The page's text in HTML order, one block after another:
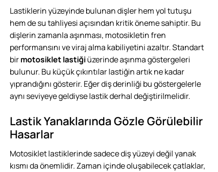
Lastiklerin yüzeyinde bulunan dişler hem yol tutuşu
hem de su tahliyesi açısından kritik öneme sahiptir. Bu
dişlerin zamanla aşınması, motosikletin fren
performansını ve viraj alma kabiliyetini azaltır. Standart
birmotosiklet lastiğiüzerinde aşınma göstergeleri
bulunur. Bu küçük çıkıntılar lastiğin artık ne kadar
yıprandığını gösterir. Eğer diş derinliği bu göstergelerle
aynı seviyeye geldiyse lastik derhal değiştirilmelidir.
Lastik Yanaklarında Gözle Görülebilir
Hasarlar
Motosiklet lastiklerinde sadece diş yüzeyi değil yanak
kısmı da önemlidir. Zaman içinde oluşabilecek çatlaklar,